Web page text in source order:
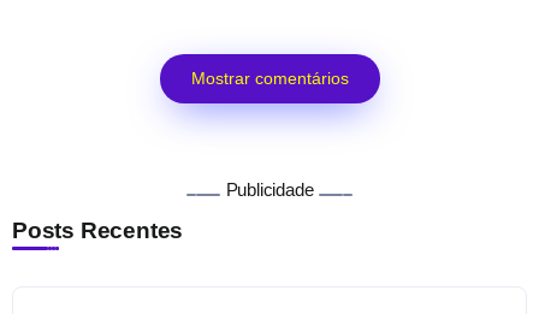
Mostrar comentários
Publicidade
Posts Recentes